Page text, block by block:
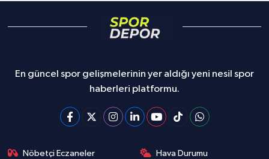
En güncel spor gelişmelerinin yer aldığı yeni nesil spor
haberleri platformu.
Nöbetçi Eczaneler Hava Durumu